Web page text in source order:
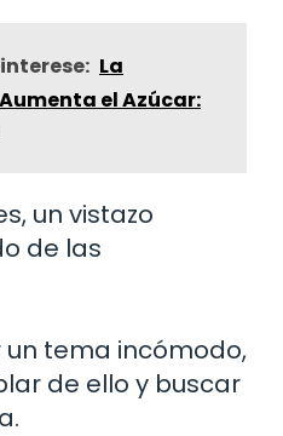
La
el Azúcar:
un vistazo
de las
tema incómodo,
de ello y buscar